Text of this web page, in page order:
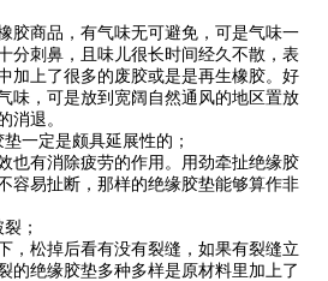
胶商品，有气味无可避免，可是气味一
分刺鼻，且味儿很长时间经久不散，表
加上了很多的废胶或是是再生橡胶。好
味，可是放到宽阔自然通风的地区置放
消退。
一定是颇具延展性的；
也有消除疲劳的作用。用劲牵扯绝缘胶
容易扯断，那样的绝缘胶垫能够算作非
；
，松掉后看有没有裂缝，如果有裂缝立
的绝缘胶垫多种多样是原材料里加上了